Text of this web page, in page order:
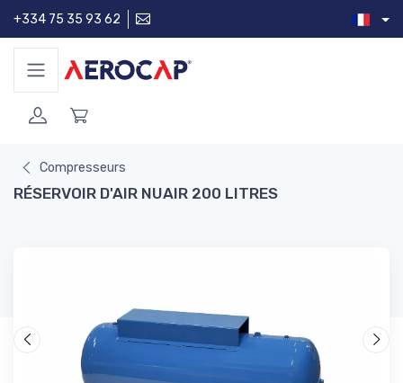
+334 75 35 93 62
Compresseurs
RÉSERVOIR D'AIR NUAIR 200 LITRES